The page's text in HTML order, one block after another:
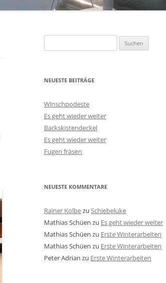
nach:
NEUESTE BEITRÄGE
Winschpodeste
Es geht wieder weiter
Backskistendeckel
Es geht wieder weiter
Fugen fräsen
NEUESTE KOMMENTARE
Rainer Kolbezu Schiebeluke
Mathias Schüen zu Es geht wieder weiter
Mathias Schüen zu Erste Winterarbeiten
Mathias Schüen zu Erste Winterarbeiten
Peter Adrian zu Erste Winterarbeiten